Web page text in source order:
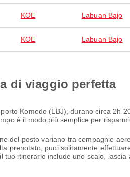
KOE Labuan Bajo
KOE Labuan Bajo
di viaggio perfetta
Komodo (LBJ), durano circa 2h
è il modo più semplice per
del posto variano tra compagnie
prenotato, puoi solitamente
itinerario include uno scalo,